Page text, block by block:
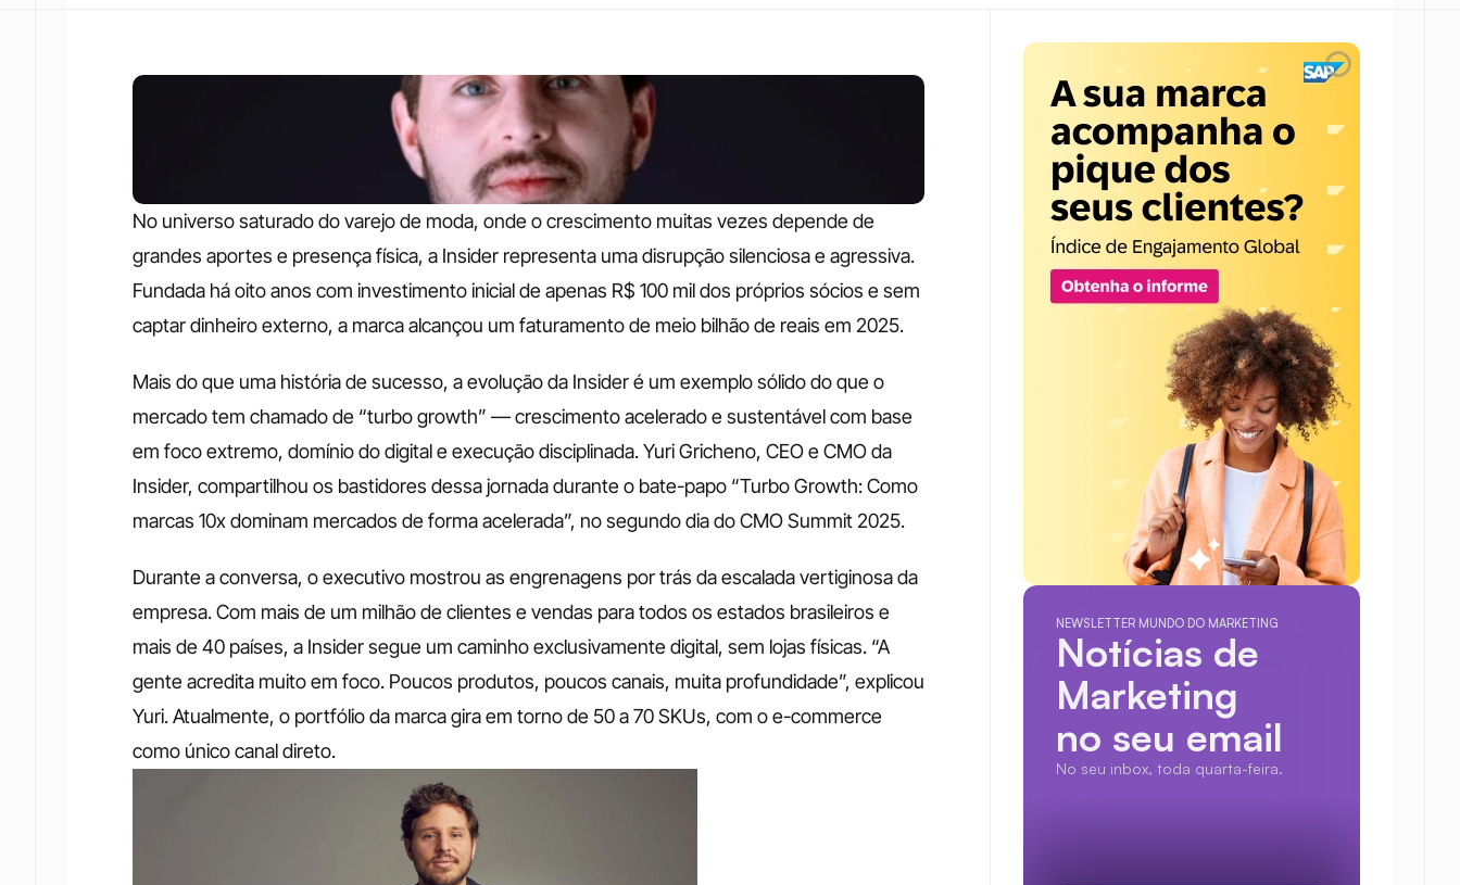
No universo saturado do varejo de moda, onde o crescimento muitas vezes depende de
grandes aportes e presença física, a Insider representa uma disrupção silenciosa e agressiva.
Fundada há oito anos com investimento inicial de apenas R$ 100 mil dos próprios sócios e sem
captar dinheiro externo, a marca alcançou um faturamento de meio bilhão de reais em 2025.
Mais do que uma história de sucesso, a evolução da Insider é um exemplo sólido do que o
mercado tem chamado de “turbo growth” — crescimento acelerado e sustentável com base
em foco extremo, domínio do digital e execução disciplinada. Yuri Gricheno, CEO e CMO da
Insider, compartilhou os bastidores dessa jornada durante o bate-papo “Turbo Growth: Como
marcas 10x dominam mercados de forma acelerada”, no segundo dia do CMO Summit 2025.
Durante a conversa, o executivo mostrou as engrenagens por trás da escalada vertiginosa da
empresa. Com mais de um milhão de clientes e vendas para todos os estados brasileiros e
mais de 40 países, a Insider segue um caminho exclusivamente digital, sem lojas físicas. “A
gente acredita muito em foco. Poucos produtos, poucos canais, muita profundidade”, explicou
Yuri. Atualmente, o portfólio da marca gira em torno de 50 a 70 SKUs, com o e-commerce
como único canal direto.
NEWSLETTER MUNDO DO MARKETING
Notícias de
Marketing
no seu email
No seu inbox, toda quarta-feira.